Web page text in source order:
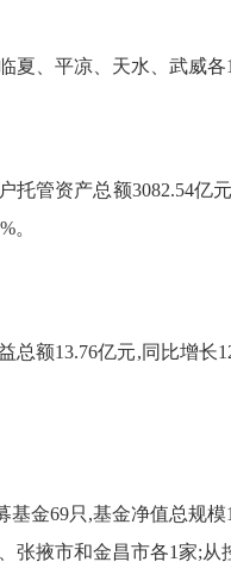
夏、平凉、天水、武威各1
托管资产总额3082.54亿
%。
总额13.76亿元,同比增长
基金69只,基金净值总规模
张掖市和金昌市各1家;从